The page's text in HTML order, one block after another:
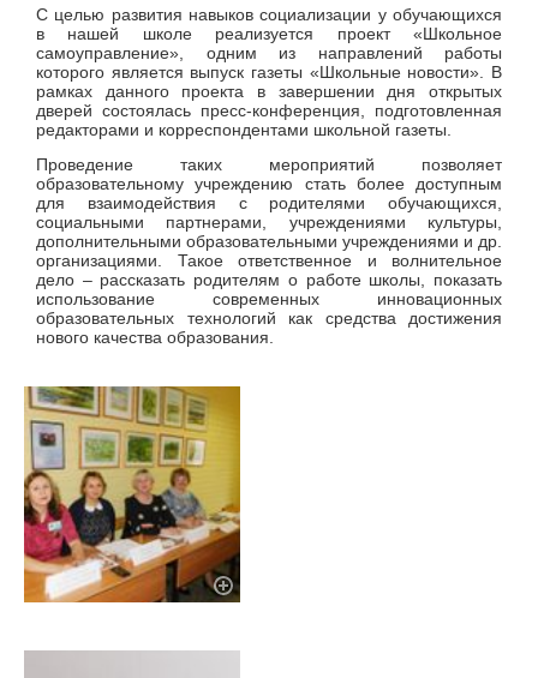
С целью развития навыков социализации у обучающихся
в нашей школе реализуется проект «Школьное
самоуправление», одним из направлений работы
которого является выпуск газеты «Школьные новости». В
рамках данного проекта в завершении дня открытых
дверей состоялась пресс-конференция, подготовленная
редакторами и корреспондентами школьной газеты.
Проведение таких мероприятий позволяет
образовательному учреждению стать более доступным
для взаимодействия с родителями обучающихся,
социальными партнерами, учреждениями культуры,
дополнительными образовательными учреждениями и др.
организациями. Такое ответственное и волнительное
дело – рассказать родителям о работе школы, показать
использование современных инновационных
образовательных технологий как средства достижения
нового качества образования.